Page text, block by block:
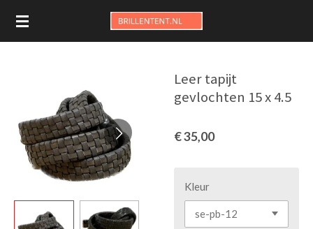
Ga
direct
Leer tapijt
gevlochten 15 x 4.5
€ 35,00
Kleur